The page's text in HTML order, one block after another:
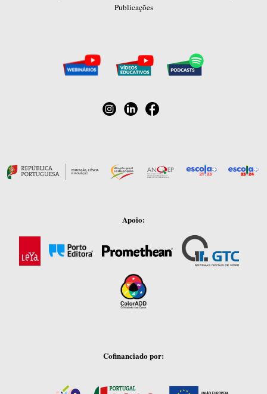
Publicações
Apoio:
Cofinanciado por: